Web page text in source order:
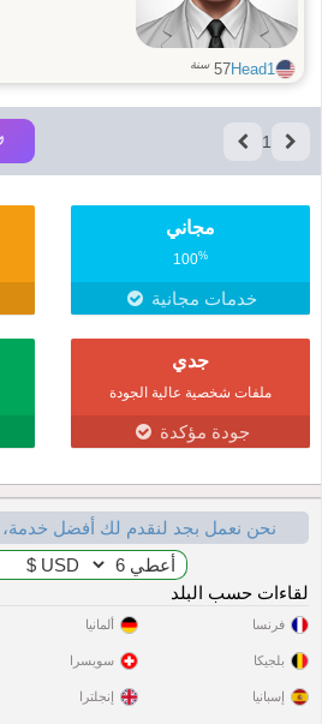
Head1
57 سنة
1
مجاني
100%
خدمات مجانية
جدي
ملفات شخصية عالية الجودة
جودة مؤكدة
نحن نعمل بجد لنقدم لك أفضل
لقاءات حسب البلد
فرنسا
بلجيكا
إسبانيا
ألمانيا
سويسرا
إنجلترا